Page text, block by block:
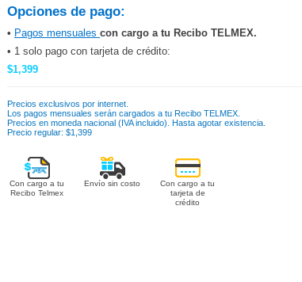
Opciones de pago:
• Pagos mensuales con cargo a tu Recibo TELMEX.
• 1 solo pago con tarjeta de crédito:
$1,399
Precios exclusivos por internet.
Los pagos mensuales serán cargados a tu Recibo TELMEX.
Precios en moneda nacional (IVA incluido). Hasta agotar existencia.
Precio regular: $1,399
Con cargo a tu
Recibo Telmex
Envío sin costo
Con cargo a tu
tarjeta de
crédito